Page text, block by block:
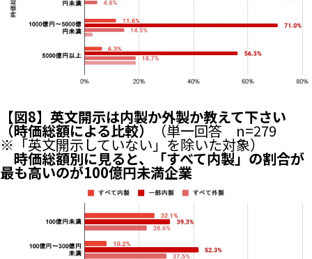
【図8】英文開示は内製か外製か教えて下さい
（時価総額による比較） （単一回答 n=279
※「英文開示していない」を除いた対象）
時価総額別に見ると、「すべて内製」の割合が
最も高いのが100億円未満企業